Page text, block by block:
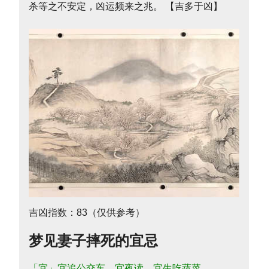
杀等之不安定，凶运频来之兆。 【吉多于凶】
吉凶指数：83（仅供参考）
梦见妻子摔死的宜忌